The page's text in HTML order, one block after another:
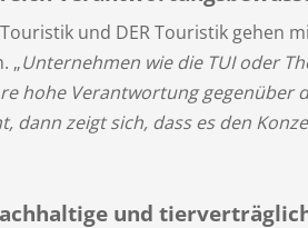
und DER Touristik gehen
„Unternehmen wie die TUI oder
hohe Verantwortung gegenüber
dann zeigt sich, dass es den
und